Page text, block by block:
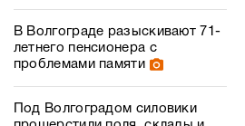
В Волгограде разыскивают 71-
летнего пенсионера с
проблемами памяти
Под Волгоградом силовики